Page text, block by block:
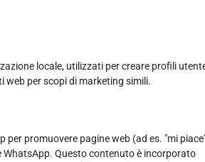
locale, utilizzati per creare profili
web per scopi di marketing simili.
promuovere pagine web (ad es. "mi
WhatsApp. Questo contenuto è incorporato